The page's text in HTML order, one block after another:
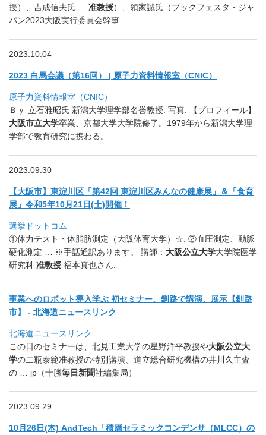
授）、 吉成信夫氏 … 准教授）、領家誠氏（ブックフェスタ・ ジャ
パン2023大阪実行委員会幹事 …
2023.10.04
2023 白馬会議（第16回） | 原子力資料情報室（CNIC）
原子力資料情報室（CNIC）
Ｂｙ 立石雅昭氏 新潟大学理学部名誉教授. 写真. 【プロフィール】
大阪市立大学卒業、京都大学大学院修了。 1979年から新潟大学理
学部で教育研究に携わる。
2023.09.30
【大阪市】東淀川区「第42回 東淀川区みんなの健康展」＆「食育
展」令和5年10月21日(土)開催！
選挙ドットコム
①体力テスト・体脂肪測定（大阪体育大学）☆. ②血圧測定、動脈
硬化測定 … ※手話通訳あります。 講師： 大阪公立大学大学院医学
研究科 准教授 福本真也さん.
事業へのロボット導入学ぶ 初セミナー、釧路で講演、展示【釧路
市】 - 北海道ニュースリンク
北海道ニュースリンク
この日のセミナーは、北見工業大学の星野洋平教授や大阪公立大
学の二瓶泰範准教授の特別講演、道立総合研究機構の井川久主査
の … jp（十勝毎日新聞社編集局）
2023.09.29
10月26日(木) AndTech「積層セラミックコンデンサ（MLCC）の